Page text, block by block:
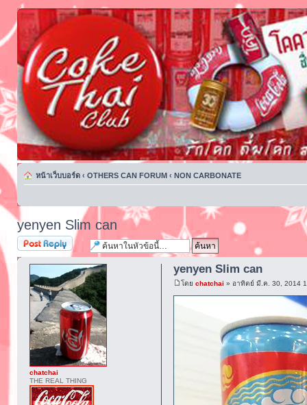
หน้าเว็บบอร์ด ‹ OTHERS CAN FORUM ‹ NON CARBONATE
yenyen Slim can
ตอบกระทู้
yenyen Slim can
โดยchatchai » อาทิตย์ มี.ค. 30, 2014
chatchai
THE REAL THING